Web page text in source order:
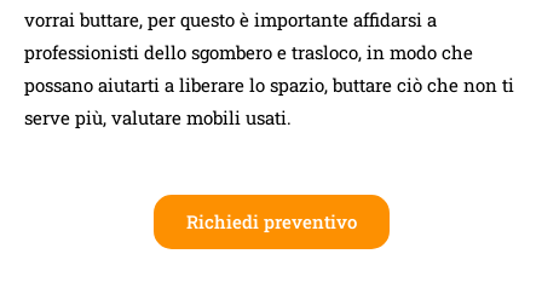
vorrai buttare, per questo è importante affidarsi a
professionisti dello sgombero e trasloco, in modo che
possano aiutarti a liberare lo spazio, buttare ciò che non ti
serve più, valutare mobili usati.
Richiedi preventivo